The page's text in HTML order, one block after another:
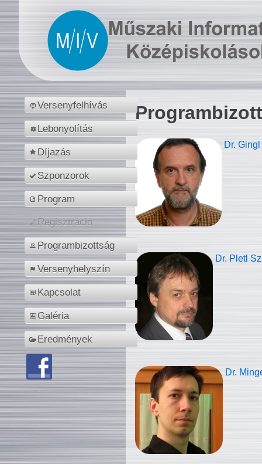
Versenyfelhívás
Lebonyolítás
Díjazás
Szponzorok
Program
Regisztráció
Programbizottság
Versenyhelyszín
Kapcsolat
Galéria
Eredmények
Dr.
Dr. Pletl
Dr.